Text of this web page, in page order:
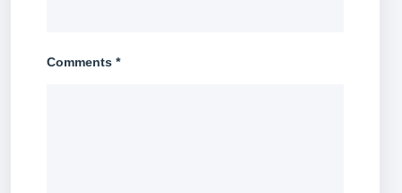
Comments *